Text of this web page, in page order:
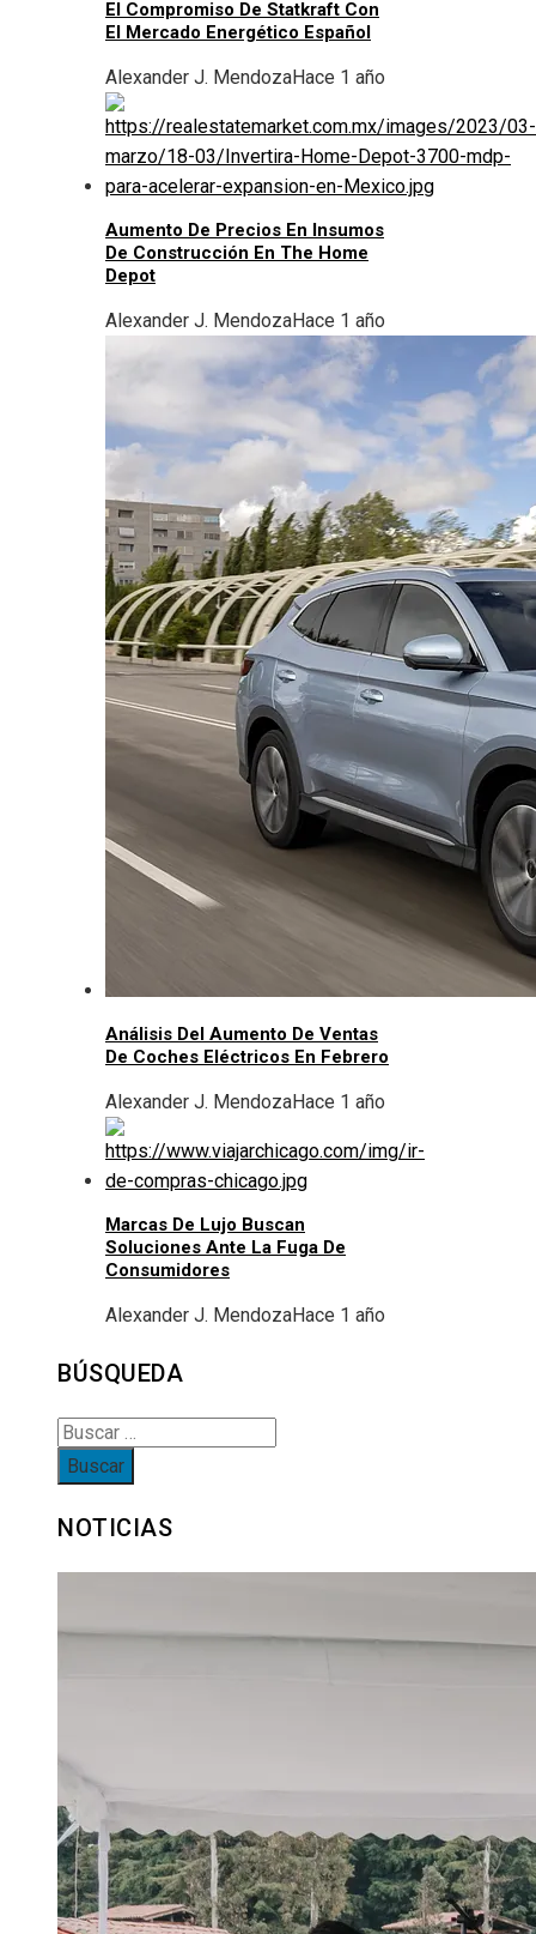
El Compromiso De Statkraft Con
El Mercado Energético Español
Alexander J. MendozaHace 1 año
Aumento De Precios En Insumos
De Construcción En The Home
Depot
Alexander J. MendozaHace 1 año
Análisis Del Aumento De Ventas
De Coches Eléctricos En Febrero
Alexander J. MendozaHace 1 año
Marcas De Lujo Buscan
Soluciones Ante La Fuga De
Consumidores
Alexander J. MendozaHace 1 año
BÚSQUEDA
Buscar:
NOTICIAS